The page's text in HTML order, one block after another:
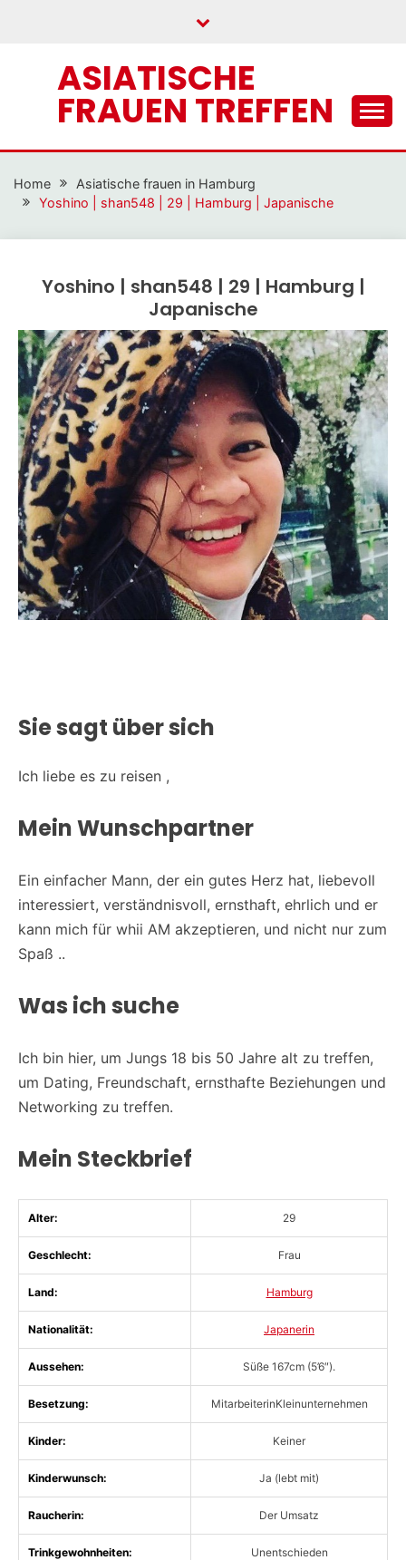
to
ASIATISCHE
FRAUEN TREFFEN
Home
Asiatische frauen in Hamburg
Yoshino | shan548 | 29 | Hamburg | Japanische
Yoshino | shan548 | 29 | Hamburg |
Japanische
Sie sagt über sich
Ich liebe es zu reisen ,
Mein Wunschpartner
Ein einfacher Mann, der ein gutes Herz hat, liebevoll
interessiert, verständnisvoll, ernsthaft, ehrlich und er
kann mich für whii AM akzeptieren, und nicht nur zum
Spaß ..
Was ich suche
Ich bin hier, um Jungs 18 bis 50 Jahre alt zu treffen,
um Dating, Freundschaft, ernsthafte Beziehungen und
Networking zu treffen.
Mein Steckbrief
Alter: 29
Geschlecht: Frau
Land: Hamburg
Nationalität: Japanerin
Aussehen: Süße 167cm (5’6″).
Besetzung: MitarbeiterinKleinunternehmen
Kinder: Keiner
Kinderwunsch: Ja (lebt mit)
Raucherin: Der Umsatz
Trinkgewohnheiten: Unentschieden